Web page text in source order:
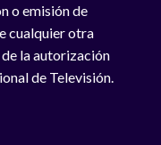
o emisión de
cualquier otra
la autorización
de Televisión.